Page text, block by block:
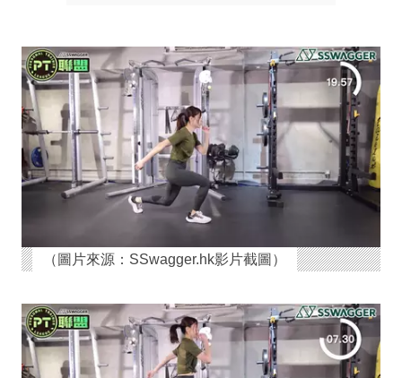
（圖片來源：SSwagger.hk影片截圖）